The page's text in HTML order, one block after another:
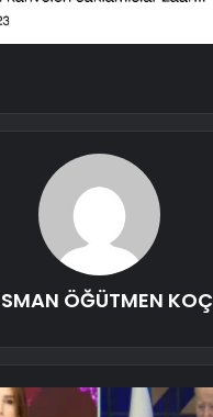
ÖĞÜTMEN KOÇ